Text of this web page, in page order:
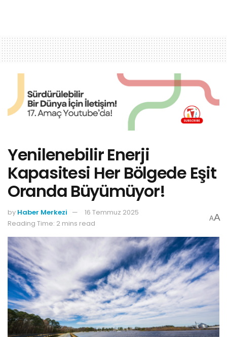
Yenilenebilir Enerji
Kapasitesi Her Bölgede Eşit
Oranda Büyümüyor!
by Haber Merkezi
16 Temmuz 2025
Reading Time: 2 mins read
AA